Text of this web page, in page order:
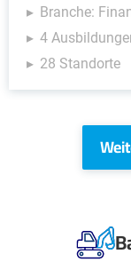
Branche:
4
28 Standorte